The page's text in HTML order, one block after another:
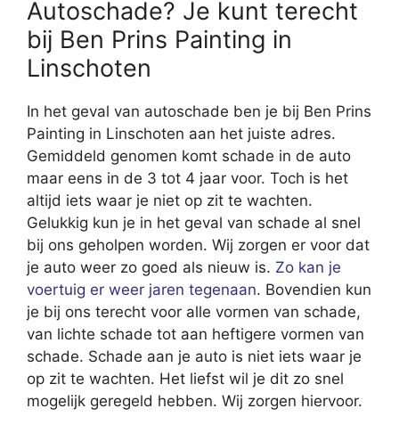
Autoschade? Je kunt terecht
bij Ben Prins Painting in
Linschoten
In het geval van autoschade ben je bij Ben Prins
Painting in Linschoten aan het juiste adres.
Gemiddeld genomen komt schade in de auto
maar eens in de 3 tot 4 jaar voor. Toch is het
altijd iets waar je niet op zit te wachten.
Gelukkig kun je in het geval van schade al snel
bij ons geholpen worden. Wij zorgen er voor dat
je auto weer zo goed als nieuw is. Zo kan je
voertuig er weer jaren tegenaan. Bovendien kun
je bij ons terecht voor alle vormen van schade,
van lichte schade tot aan heftigere vormen van
schade. Schade aan je auto is niet iets waar je
op zit te wachten. Het liefst wil je dit zo snel
mogelijk geregeld hebben. Wij zorgen hiervoor.